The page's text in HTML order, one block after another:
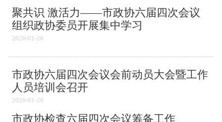
聚共识 激活力——市政协六届四次会议
组织政协委员开展集中学习
2026-01-26
市政协六届四次会议会前动员大会暨工作
人员培训会召开
2026-01-26
市政协检查六届四次会议筹备工作